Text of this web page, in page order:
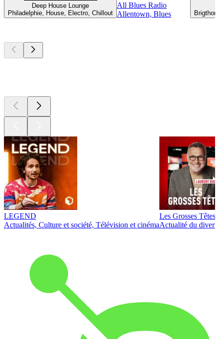
Deep House Lounge
Philadelphie, House, Electro, Chillout
All Blues Radio
Allentown, Blues
LEGEND
Actualités, Culture et société, Télévision et cinéma
Les Grosses Têtes
Actualité du